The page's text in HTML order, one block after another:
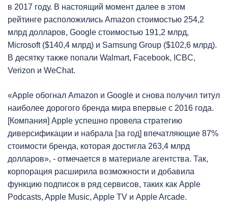
в 2017 году. В настоящий момент далее в этом
рейтинге расположились Amazon стоимостью 254,2
млрд долларов, Google стоимостью 191,2 млрд,
Microsoft ($140,4 млрд) и Samsung Group ($102,6 млрд).
В десятку также попали Walmart, Facebook, ICBC,
Verizon и WeChat.
«Apple обогнал Amazon и Google и снова получил титул
наиболее дорогого бренда мира впервые с 2016 года.
[Компания] Apple успешно провела стратегию
диверсификации и набрала [за год] впечатляющие 87%
стоимости бренда, которая достигла 263,4 млрд
долларов», - отмечается в материале агентства. Так,
корпорация расширила возможности и добавила
функцию подписок в ряд сервисов, таких как Apple
Podcasts, Apple Music, Apple TV и Apple Arcade.